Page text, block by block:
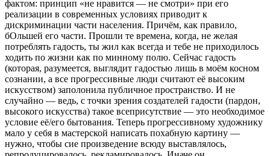
фактом: принцип «не нравится — не смотри» при его
реализации в современных условиях приводит к
дискриминации части населения. Причём, как правило,
бОльшей его части. Прошли те времена, когда, не желая
потреблять гадость, ты жил как всегда и тебе не приходилось
ходить по жизни как по минному полю. Сейчас гадость
(которая, разумеется, выглядит гадостью лишь в моём косном
сознании, а все прогрессивные люди считают её высоким
искусством) заполонила публичное пространство. И не
случайно — ведь, с точки зрения создателей гадости (пардон,
высокого искусства) такое всеприсутствие — это необходимое
условие её/его бытования. Теперь прогрессивному художнику
мало у себя в мастерской написать похабную картину —
нужно, чтобы сие произведение всюду выставлялось,